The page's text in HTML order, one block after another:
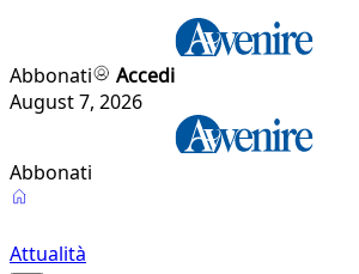
Abbonati
Accedi
August 7, 2026
Abbonati
Attualità